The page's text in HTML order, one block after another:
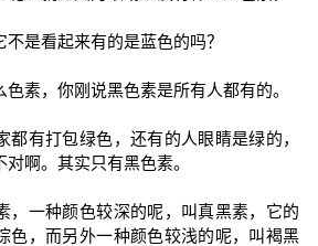
是看起来有的是蓝色的吗？
素，你刚说黑色素是所有人都有的。
都有打包绿色，还有的人眼睛是绿的，
啊。其实只有黑色素。
，一种颜色较深的呢，叫真黑素，它的
色，而另外一种颜色较浅的呢，叫褐黑